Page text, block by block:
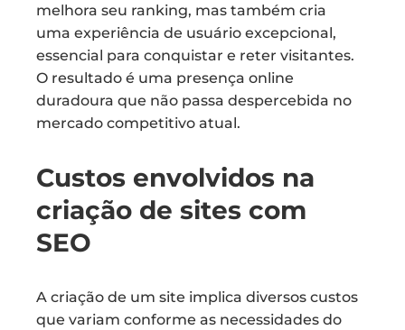
melhora seu ranking, mas também cria
uma experiência de usuário excepcional,
essencial para conquistar e reter visitantes.
O resultado é uma presença online
duradoura que não passa despercebida no
mercado competitivo atual.
Custos envolvidos na
criação de sites com
SEO
A criação de um site implica diversos custos
que variam conforme as necessidades do